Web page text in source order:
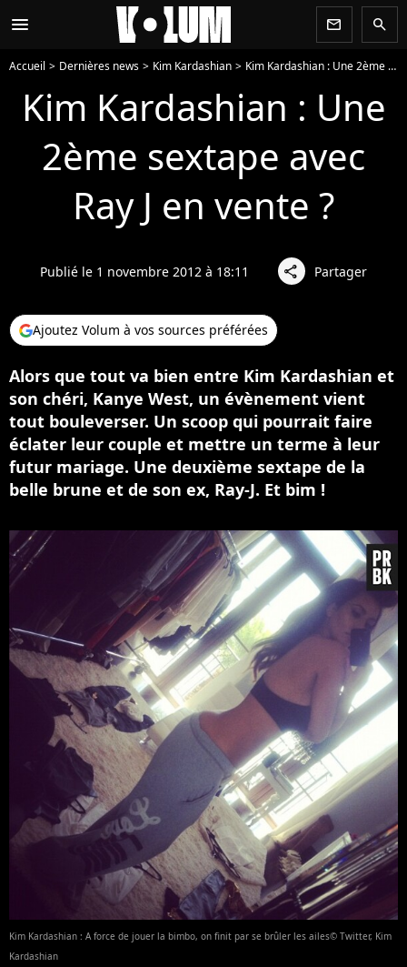
menu newsletter search
Accueil Dernières news Kim Kardashian Kim Kardashian : Une 2ème sextape avec Ray J en vente ?
Kim Kardashian : Une
2ème sextape avec
Ray J en vente ?
Publié le 1 novembre 2012 à 18:11 share Partager
Ajoutez Volum à vos sources préférées
Alors que tout va bien entre Kim Kardashian et
son chéri, Kanye West, un évènement vient
tout bouleverser. Un scoop qui pourrait faire
éclater leur couple et mettre un terme à leur
futur mariage. Une deuxième sextape de la
belle brune et de son ex, Ray-J. Et bim !
Kim Kardashian : A force de jouer la bimbo, on finit par se brûler les ailes© Twitter, Kim
Kardashian